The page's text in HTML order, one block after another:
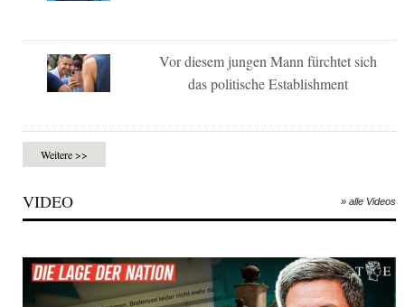
Vor diesem jungen Mann fürchtet sich
das politische Establishment
Weitere >>
VIDEO » alle Videos